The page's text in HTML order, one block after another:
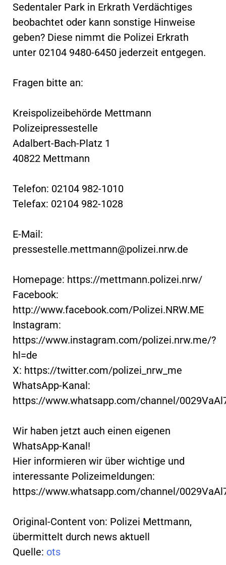
Sedentaler Park in Erkrath Verdächtiges
beobachtet oder kann sonstige Hinweise
geben? Diese nimmt die Polizei Erkrath
unter 02104 9480-6450 jederzeit entgegen.
Fragen bitte an:
Kreispolizeibehörde Mettmann
Polizeipressestelle
Adalbert-Bach-Platz 1
40822 Mettmann
Telefon: 02104 982-1010
Telefax: 02104 982-1028
E-Mail:
pressestelle.mettmann@polizei.nrw.de
Homepage: https://mettmann.polizei.nrw/
Facebook:
http://www.facebook.com/Polizei.NRW.ME
Instagram:
https://www.instagram.com/polizei.nrw.me/?
hl=de
X: https://twitter.com/polizei_nrw_me
WhatsApp-Kanal:
https://www.whatsapp.com/channel/
Wir haben jetzt auch einen eigenen
WhatsApp-Kanal!
Hier informieren wir über wichtige und
interessante Polizeimeldungen:
https://www.whatsapp.com/channel/
Original-Content von: Polizei Mettmann,
übermittelt durch news aktuell
Quelle: ots